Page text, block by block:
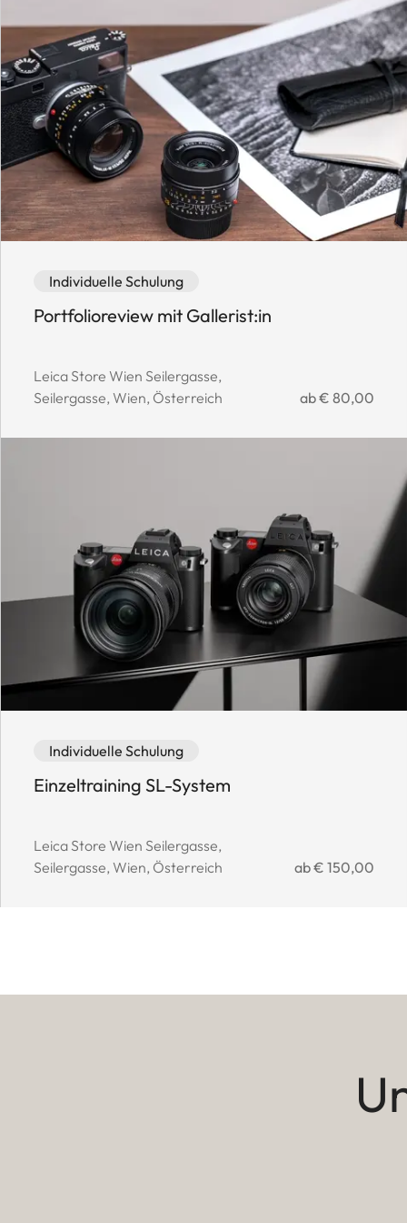
Individuelle Schulung
Event category: Individuelle Schulung
Event availability: Available
Portfolioreview mit Gallerist:in
Event location:
Leica Store Wien Seilergasse,
Seilergasse, Wien, Österreich
Event price:
ab € 80,00
Individuelle Schulung
Event category: Individuelle Schulung
Event availability: Available
Einzeltraining SL-System
Event location:
Leica Store Wien Seilergasse,
Seilergasse, Wien, Österreich
Event price:
ab € 150,00